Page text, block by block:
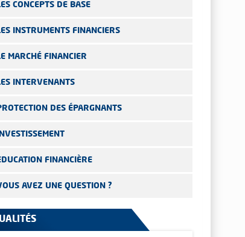
CONCEPTS DE BASE
INSTRUMENTS FINANCIERS
MARCHÉ FINANCIER
INTERVENANTS
DES ÉPARGNANTS
INVESTISSEMENT
FINANCIÈRE
AVEZ UNE QUESTION ?